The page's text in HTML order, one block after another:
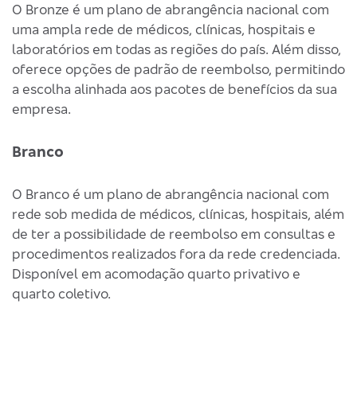
O Bronze é um plano de abrangência nacional com
uma ampla rede de médicos, clínicas, hospitais e
laboratórios em todas as regiões do país. Além disso,
oferece opções de padrão de reembolso, permitindo
a escolha alinhada aos pacotes de benefícios da sua
empresa.
Branco
O Branco é um plano de abrangência nacional com
rede sob medida de médicos, clínicas, hospitais, além
de ter a possibilidade de reembolso em consultas e
procedimentos realizados fora da rede credenciada.
Disponível em acomodação quarto privativo e
quarto coletivo.